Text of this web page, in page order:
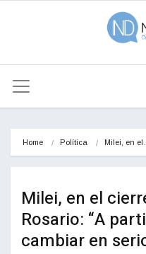
Home Política Milei, en
Milei, en el
Rosario: “A
cambiar en